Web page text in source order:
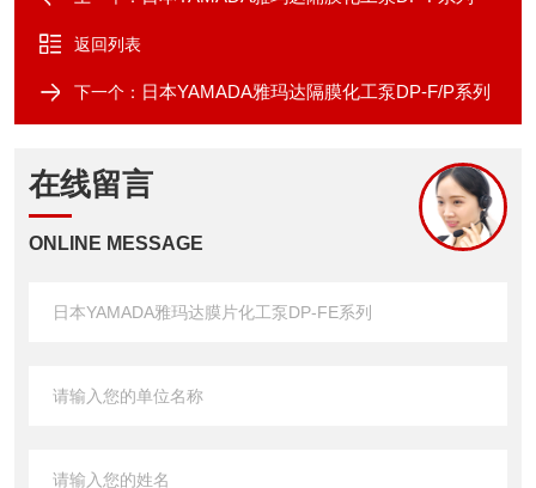
返回列表
下一个： 日本YAMADA雅玛达隔膜化工泵DP-F/P系列
在线留言
ONLINE MESSAGE